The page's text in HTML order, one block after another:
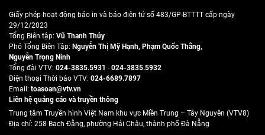
Giấy phép hoạt động báo in và báo điện tử số 483/GP-BTTTT cấp ngày
29/12/2023
Tổng Biên tập: Vũ Thanh Thủy
Phó Tổng Biên Tập: Nguyễn Thị Mỹ Hạnh, Phạm Quốc Thắng,
Nguyễn Trọng Ninh
Tổng đài VTV: 024-3835.5931 - 024-3835.5932
Ðiện thoại Thời báo VTV: 024-6689.7897
Email: toasoan@vtv.vn
Liên hệ quảng cáo và truyền thông
Trung tâm Truyền hình Việt Nam khu vực Miền Trung – Tây Nguyên (VTV8)
Địa chỉ: 258 Bạch Đằng, phường Hải Châu, thành phố Đà Nẵng